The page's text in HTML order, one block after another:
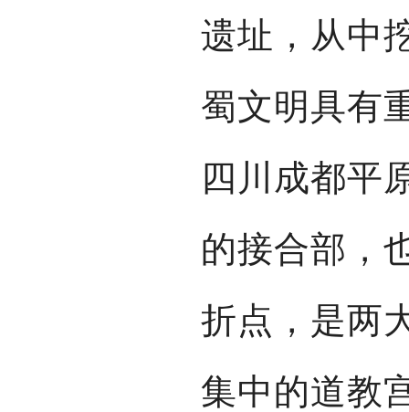
遗址，从中
蜀文明具有
四川成都平
的接合部，
折点，是两
集中的道教